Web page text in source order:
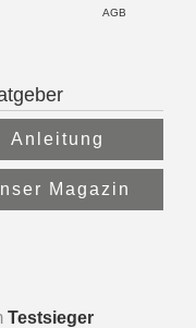
AGB
Anleitung
Magazin
Testsieger